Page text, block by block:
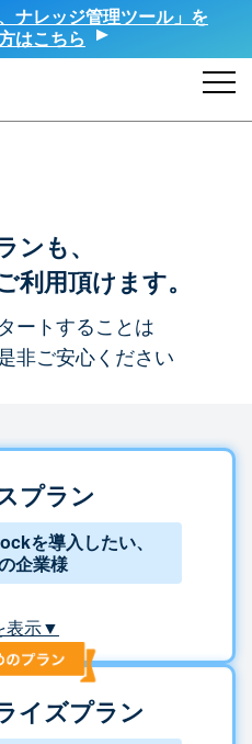
ナレッジ管理ツール」を
はこちら
ンも、
利用頂けます。
ートすることは
非ご安心ください
プラン
を導入したい、
企業様
表示▼
イズプラン